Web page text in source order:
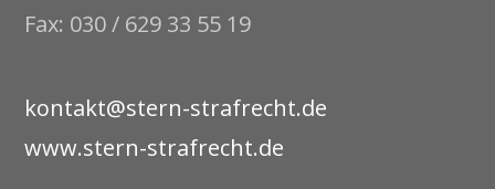
Fax: 030 / 629 33 55 19
kontakt@stern-strafrecht.de
www.stern-strafrecht.de